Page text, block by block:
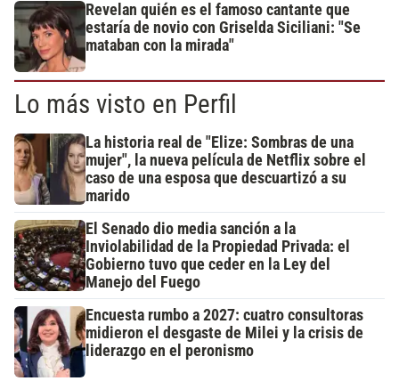
Revelan quién es el famoso cantante que
estaría de novio con Griselda Siciliani: "Se
mataban con la mirada"
Lo más visto en Perfil
La historia real de "Elize: Sombras de una
mujer", la nueva película de Netflix sobre el
caso de una esposa que descuartizó a su
marido
El Senado dio media sanción a la
Inviolabilidad de la Propiedad Privada: el
Gobierno tuvo que ceder en la Ley del
Manejo del Fuego
Encuesta rumbo a 2027: cuatro consultoras
midieron el desgaste de Milei y la crisis de
liderazgo en el peronismo